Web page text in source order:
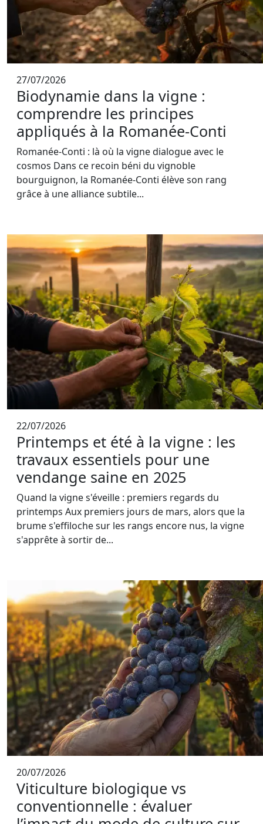
27/07/2026
Biodynamie dans la vigne :
comprendre les principes
appliqués à la Romanée-Conti
Romanée-Conti : là où la vigne dialogue avec le
cosmos Dans ce recoin béni du vignoble
bourguignon, la Romanée-Conti élève son rang
grâce à une alliance subtile...
22/07/2026
Printemps et été à la vigne : les
travaux essentiels pour une
vendange saine en 2025
Quand la vigne s'éveille : premiers regards du
printemps Aux premiers jours de mars, alors que la
brume s'effiloche sur les rangs encore nus, la vigne
s'apprête à sortir de...
20/07/2026
Viticulture biologique vs
conventionnelle : évaluer